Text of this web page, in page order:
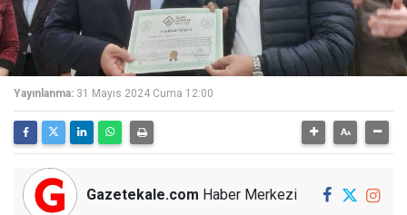
Yayınlanma: 31 Mayıs 2024 Cuma 12:00
Gazetekale.com Haber Merkezi